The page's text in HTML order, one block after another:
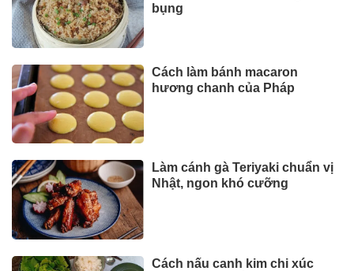
bụng
Cách làm bánh macaron
hương chanh của Pháp
Làm cánh gà Teriyaki chuẩn vị
Nhật, ngon khó cưỡng
Cách nấu canh kim chi xúc